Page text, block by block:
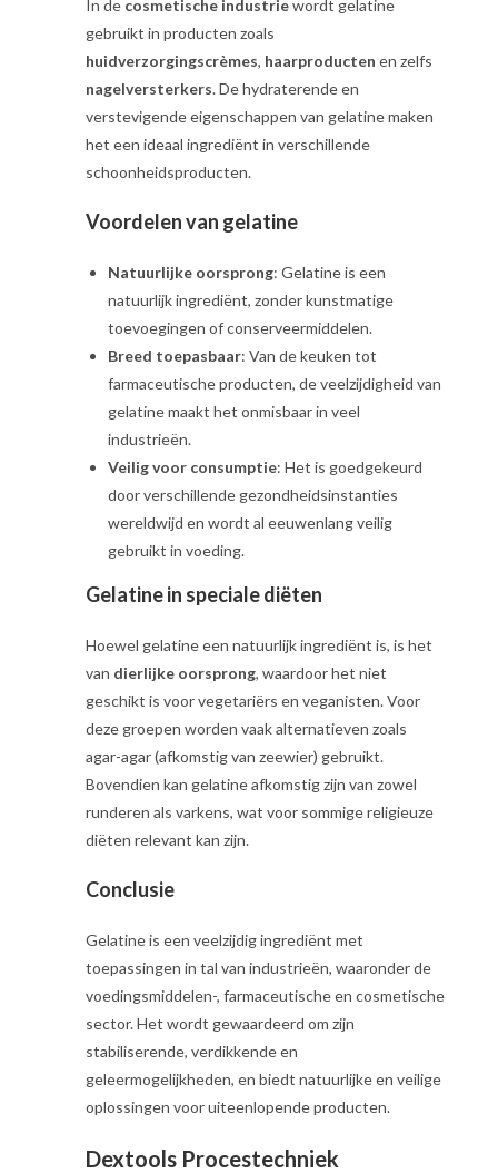
In de cosmetische industriewordt gelatine
gebruikt in producten zoals
huidverzorgingscrèmes, haarproducten en zelfs
nagelversterkers. De hydraterende en
verstevigende eigenschappen van gelatine maken
het een ideaal ingrediënt in verschillende
schoonheidsproducten.
Voordelen van gelatine
Natuurlijke oorsprong: Gelatine is een
natuurlijk ingrediënt, zonder kunstmatige
toevoegingen of conserveermiddelen.
Breed toepasbaar: Van de keuken tot
farmaceutische producten, de veelzijdigheid van
gelatine maakt het onmisbaar in veel
industrieën.
Veilig voor consumptie: Het is goedgekeurd
door verschillende gezondheidsinstanties
wereldwijd en wordt al eeuwenlang veilig
gebruikt in voeding.
Gelatine in speciale diëten
Hoewel gelatine een natuurlijk ingrediënt is, is het
van dierlijke oorsprong, waardoor het niet
geschikt is voor vegetariërs en veganisten. Voor
deze groepen worden vaak alternatieven zoals
agar-agar (afkomstig van zeewier) gebruikt.
Bovendien kan gelatine afkomstig zijn van zowel
runderen als varkens, wat voor sommige religieuze
diëten relevant kan zijn.
Conclusie
Gelatine is een veelzijdig ingrediënt met
toepassingen in tal van industrieën, waaronder de
voedingsmiddelen-, farmaceutische en cosmetische
sector. Het wordt gewaardeerd om zijn
stabiliserende, verdikkende en
geleermogelijkheden, en biedt natuurlijke en veilige
oplossingen voor uiteenlopende producten.
Dextools Procestechniek